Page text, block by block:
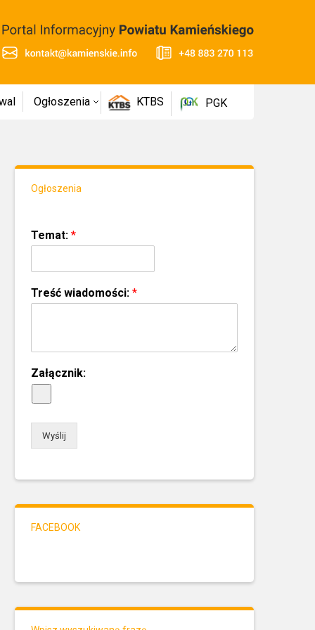
Ogłoszenia KTBS PGK
Ogłoszenia
Temat: *
Treść wiadomości: *
Załącznik:
Wyślij
FACEBOOK